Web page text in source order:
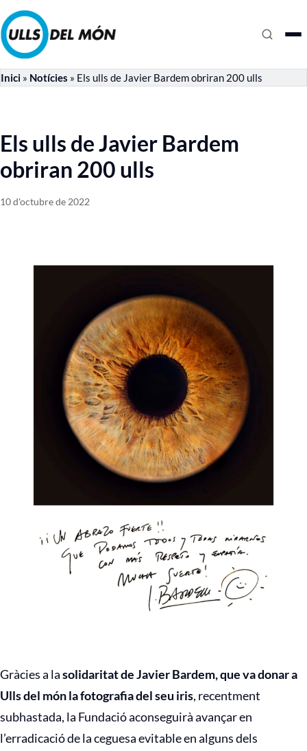
Inici » Notícies » Els ulls de Javier Bardem obriran 200 ulls
Els ulls de Javier Bardem
obriran 200 ulls
10 d'octubre de 2022
Gràcies a lasolidaritat de Javier Bardem, que va donar a
Ulls del món la fotografia del seu iris, recentment
subhastada, la Fundació aconseguirà avançar en
l’erradicació de la ceguesa evitable en alguns dels